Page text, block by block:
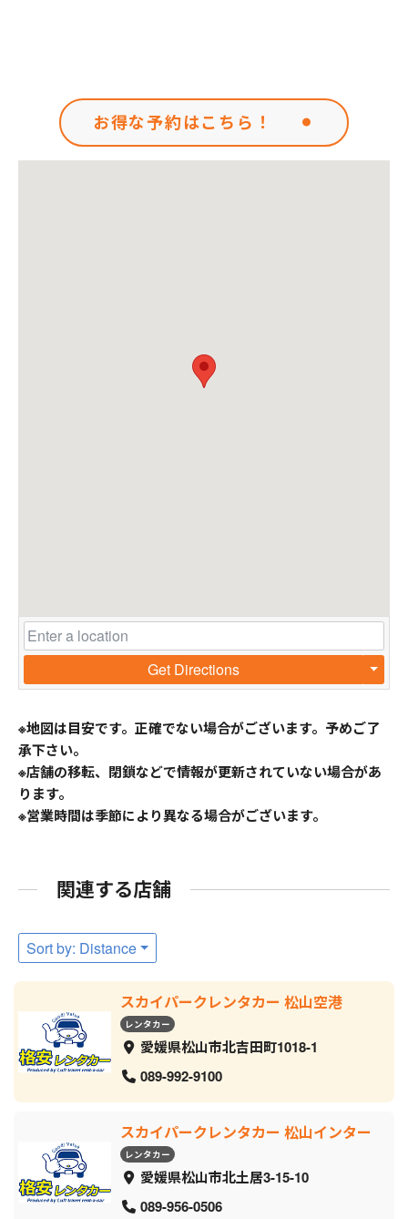
お得な予約はこちら！
Get Directions
※地図は目安です。正確でない場合がございます。予めご了
承下さい。
※店舗の移転、閉鎖などで情報が更新されていない場合があ
ります。
※営業時間は季節により異なる場合がございます。
関連する店舗
Sort by: Distance
スカイパークレンタカー 松山空港
レンタカー
愛媛県松山市北吉田町1018-1
089-992-9100
スカイパークレンタカー 松山インター
レンタカー
愛媛県松山市北土居3-15-10
089-956-0506